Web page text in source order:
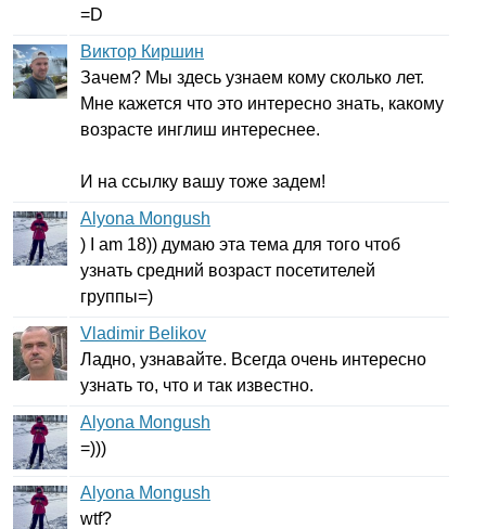
=D
Виктор Киршин
Зачем? Мы здесь узнаем кому сколько лет.
Мне кажется что это интересно знать, какому
возрасте инглиш интереснее.
И на ссылку вашу тоже задем!
Alyona Mongush
)
am 18)) думаю эта тема для того чтоб
узнать средний возраст посетителей
группы=)
Vladimir Belikov
Ладно, узнавайте. Всегда очень интересно
узнать то, что и так известно.
Alyona Mongush
=)))
Alyona Mongush
wtf?